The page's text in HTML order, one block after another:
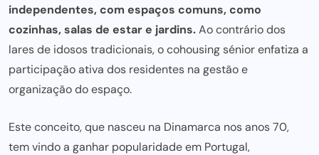
independentes, com espaços comuns, como
cozinhas, salas de estar e jardins.Ao contrário dos
lares de idosos tradicionais, o cohousing sénior enfatiza a
participação ativa dos residentes na gestão e
organização do espaço.
Este conceito, que nasceu na Dinamarca nos anos 70,
tem vindo a ganhar popularidade em Portugal,